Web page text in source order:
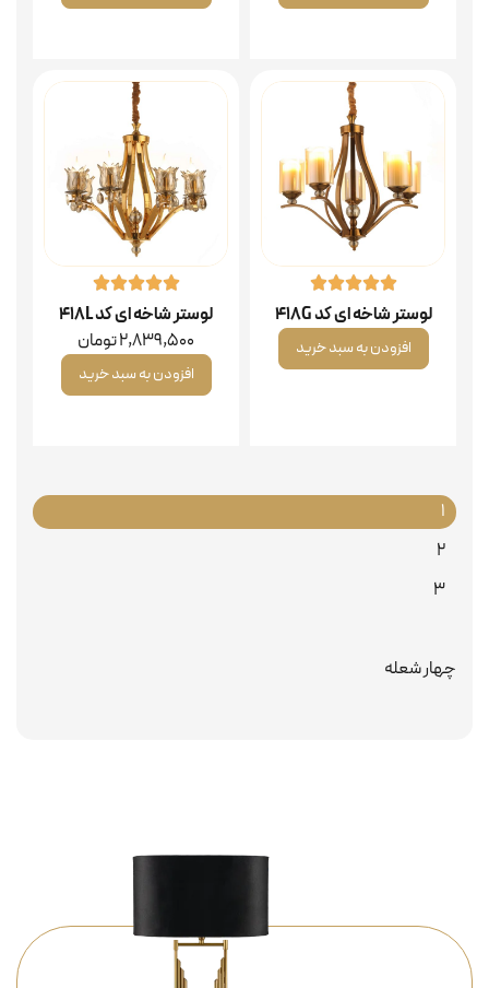
لوستر شاخه ای کد 418G
افزودن به سبد خرید
لوستر شاخه ای کد 418L
2,839,500تومان
افزودن به سبد خرید
1
2
3
چهار شعله